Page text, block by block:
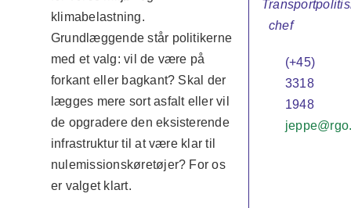
klimabelastning.
Grundlæggende står politikerne
med et valg: vil de være på
forkant eller bagkant? Skal der
lægges mere sort asfalt eller vil
de opgradere den eksisterende
infrastruktur til at være klar til
nulemissionskøretøjer? For os
er valget klart.
chef
(+45)
3318
1948